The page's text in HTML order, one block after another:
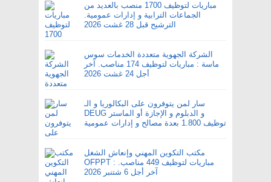
مباريات لتوظيف 1700 منصب بالعديد من
الجماعات الترابية و إدارات عمومية.
الترشيح قبل 28 غشت 2026
الشركة الجهوية متعددة الخدمات سوس
ماسة : مباريات لتوظيف 174 مناصب. آخر
أجل 24 غشت 2026
سار لمن يتوفرون على البكالوريا و الـ
DEUG و الدبلوم و الإجازة أو الماستر
توظيف 1.800 بعدة مصالح و إدارات عمومية
مكتب التكوين المهني وإنعاش الشغل
OFPPT : مباريات لتوظيف 449 مناصب.
آخر أجل 6 شتنبر 2026